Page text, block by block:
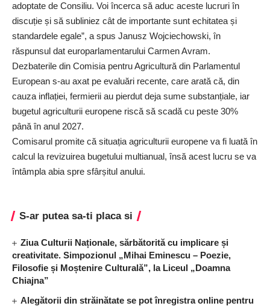
adoptate de Consiliu. Voi încerca să aduc aceste lucruri în
discuție și să subliniez cât de importante sunt echitatea și
standardele egale”, a spus Janusz Wojciechowski, în
răspunsul dat europarlamentarului Carmen Avram.
Dezbaterile din Comisia pentru Agricultură din Parlamentul
European s-au axat pe evaluări recente, care arată că, din
cauza inflației, fermierii au pierdut deja sume substanțiale, iar
bugetul agriculturii europene riscă să scadă cu peste 30%
până în anul 2027.
Comisarul promite că situația agriculturii europene va fi luată în
calcul la revizuirea bugetului multianual, însă acest lucru se va
întâmpla abia spre sfârșitul anului.
S-ar putea sa-ti placa si
Ziua Culturii Naționale, sărbătorită cu implicare și
creativitate. Simpozionul „Mihai Eminescu – Poezie,
Filosofie și Moștenire Culturală”, la Liceul „Doamna
Chiajna”
Alegătorii din străinătate se pot înregistra online pentru